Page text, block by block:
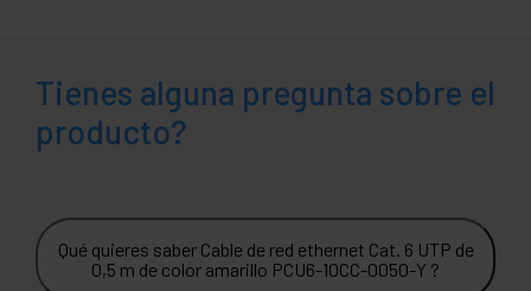
Tienes alguna pregunta sobre el
producto?
Qué quieres saber Cable de red ethernet Cat. 6 UTP de
0,5 m de color amarillo PCU6-10CC-0050-Y ?